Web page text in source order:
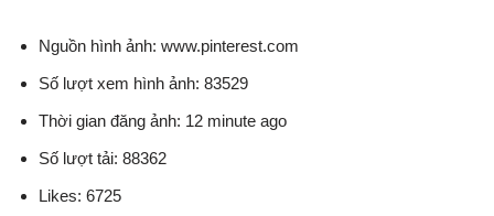
Nguồn hình ảnh: www.pinterest.com
Số lượt xem hình ảnh: 83529
Thời gian đăng ảnh: 12 minute ago
Số lượt tải: 88362
Likes: 6725